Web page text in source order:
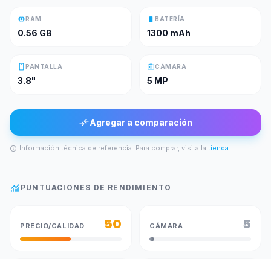
memoryRAM
0.56 GB
battery_full BATERÍA
1300 mAh
smartphonePANTALLA
3.8"
photo_cameraCÁMARA
5 MP
compare_arrowsAgregar a comparación
info Información técnica de referencia. Para comprar, visita la tienda.
monitoring PUNTUACIONES DE RENDIMIENTO
PRECIO/CALIDAD 50 CÁMARA 5